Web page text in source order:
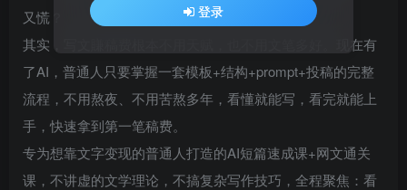
又慌？
其实，写文賺稿费根本不用天赋，也不用文笔多好。现在有
了AI，普通人只要掌握一套模板+结构+prompt+投稿的完整
流程，不用熬夜、不用苦熬多年，看懂就能写，看完就能上
手，快速拿到第一笔稿费。
专为想靠文字变现的普通人打造的AI短篇速成课+网文通关
课，不讲虚的文学理论，不搞复杂写作技巧，全程聚焦：看
登录